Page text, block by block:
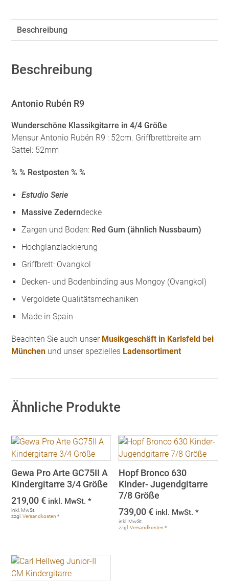
Menge
Beschreibung
Beschreibung
Antonio Rubén R9
Wunderschöne Klassikgitarre in 4/4 Größe
Mensur Antonio Rubén R9 : 52cm. Griffbrettbreite am
Sattel: 52mm
% % Restposten % %
Estudio Serie
Massive Zederndecke
Zargen und Boden: Red Gum (ähnlich Nussbaum)
Hochglanzlackierung
Griffbrett: Ovangkol
Decken- und Bodenbinding aus Mongoy (Ovangkol)
Vergoldete Qualitätsmechaniken
Made in Spain
Beachten Sie auch unser Musikgeschäft in Karlsfeld bei
München und unser spezielles Ladensortiment
Ähnliche Produkte
Gewa Pro Arte GC75II A
Kindergitarre 3/4 Größe
219,00€ inkl. MwSt. *
inkl. MwSt.
zzgl.Versandkosten *
Hopf Bronco 630
Kinder- Jugendgitarre
7/8 Größe
739,00€ inkl. MwSt. *
inkl. MwSt.
zzgl.Versandkosten *